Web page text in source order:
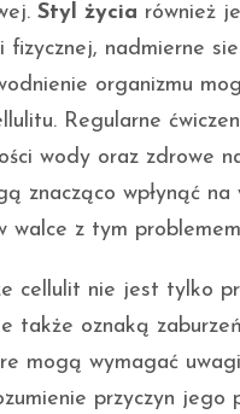
Styl życia również
fizycznej, nadmierne
organizmu
Regularne
wody oraz zdrowe
znacząco wpłynąć na
walce z tym
cellulit nie jest tylko
także oznaką
mogą wymagać uwagi
przyczyn jego